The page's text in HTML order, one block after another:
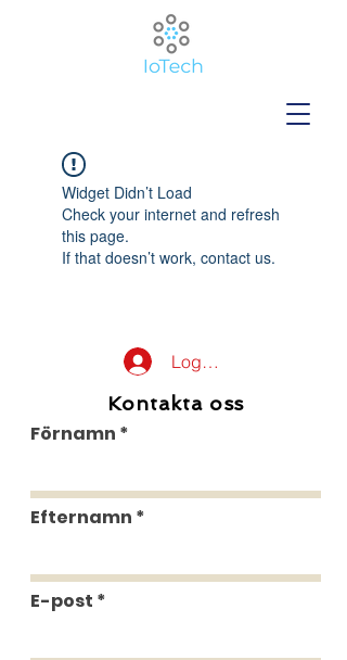
Widget Didn’t Load
Check your internet and refresh
this page.
If that doesn’t work, contact us.
Logga in
Kontakta oss
Förnamn
Efternamn
E-post